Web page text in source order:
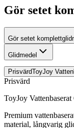
Gör setet
Gör setet komplett
Glidmedel
PrisvärdToyJoy
Prisvärd
ToyJoy
Premium
material, långvarig